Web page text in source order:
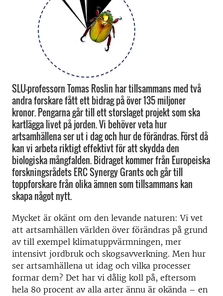
SLU-professorn Tomas Roslin har tillsammans med två
andra forskare fått ett bidrag på över 135 miljoner
kronor. Pengarna går till ett storslaget projekt som ska
kartlägga livet på jorden. Vi behöver veta hur
artsamhällena ser ut i dag och hur de förändras. Först då
kan vi arbeta riktigt effektivt för att skydda den
biologiska mångfalden. Bidraget kommer från Europeiska
forskningsrådets ERC Synergy Grants och går till
toppforskare från olika ämnen som tillsammans kan
skapa något nytt.
Mycket är okänt om den levande naturen: Vi vet
att artsamhällen världen över förändras på grund
av till exempel klimatuppvärmningen, mer
intensivt jordbruk och skogsavverkning. Men hur
ser artsamhällena ut idag och vilka processer
formar dem? Det har vi dålig koll på, eftersom
hela 80 procent av alla arter ännu är okända – en